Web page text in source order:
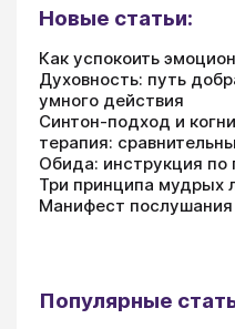
Новые статьи:
Как успокоить
Духовность: путь
умного действия
Синтон-подход и
терапия:
Обида: инструкция
Три принципа мудрых
Манифест
Популярные